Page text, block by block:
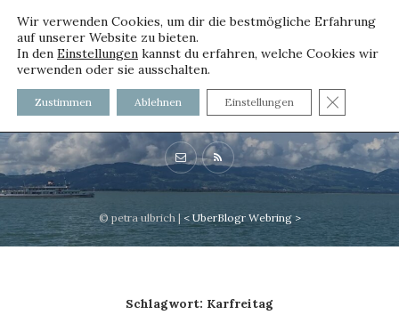
voller worte
mit und ohne Innenfutter
© petra ulbrich | < UberBlogr Webring >
Schlagwort: Karfreitag
Wir verwenden Cookies, um dir die bestmögliche Erfahrung
auf unserer Website zu bieten.
In den Einstellungen kannst du erfahren, welche Cookies wir
verwenden oder sie ausschalten.
Zustimmen Ablehnen Einstellungen GDPR